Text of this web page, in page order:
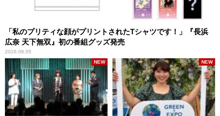
「私のプリティな顔がプリントされたTシャツです！」『長浜
広奈 天下無双』初の番組グッズ発売
2026.08.05
NEW NEW